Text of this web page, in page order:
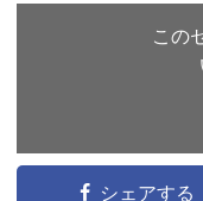
この
シェアする